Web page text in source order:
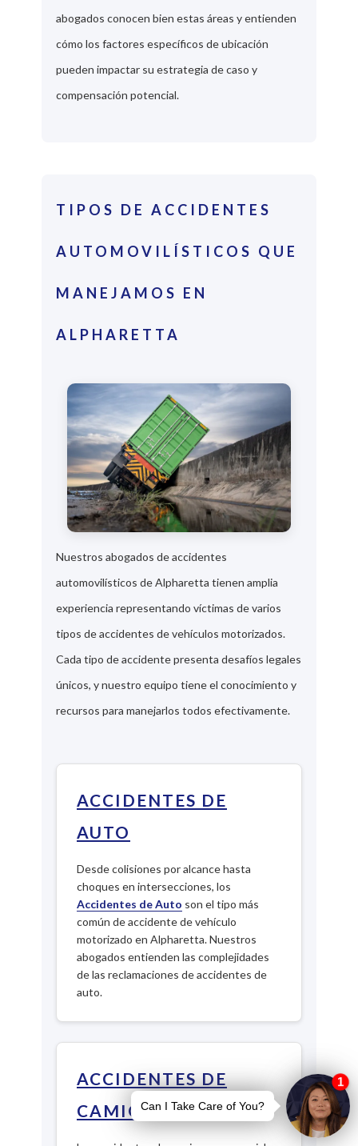
abogados conocen bien estas áreas y entienden
cómo los factores específicos de ubicación
pueden impactar su estrategia de caso y
compensación potencial.
TIPOS DE ACCIDENTES
AUTOMOVILÍSTICOS QUE
MANEJAMOS EN
ALPHARETTA
Nuestros abogados de accidentes
automovilísticos de Alpharetta tienen amplia
experiencia representando víctimas de varios
tipos de accidentes de vehículos motorizados.
Cada tipo de accidente presenta desafíos legales
únicos, y nuestro equipo tiene el conocimiento y
recursos para manejarlos todos efectivamente.
ACCIDENTES DE
AUTO
Desde colisiones por alcance hasta
choques en intersecciones, los
Accidentes de Auto son el tipo más
común de accidente de vehículo
motorizado en Alpharetta. Nuestros
abogados entienden las complejidades
de las reclamaciones de accidentes de
auto.
ACCIDENTES DE
CAMIÓN